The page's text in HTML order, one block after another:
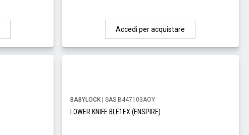
Accedi per acquistare
BABYLOCK| SAS B447103AOY
LOWER KNIFE BLE1EX (ENSPIRE)